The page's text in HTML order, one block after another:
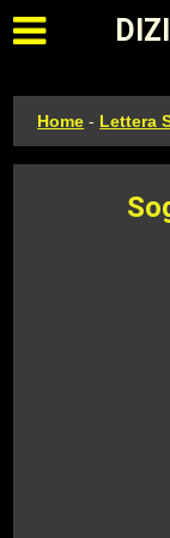
Apri il
Home - Lettera